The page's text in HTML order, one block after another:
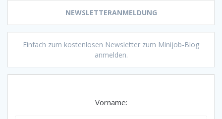
NEWSLETTERANMELDUNG
Einfach zum kostenlosen Newsletter zum Minijob-Blog
anmelden.
Vorname: